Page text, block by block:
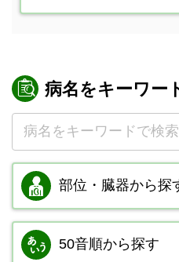
病名をキーワー
部位・臓器から探
50音順から探す